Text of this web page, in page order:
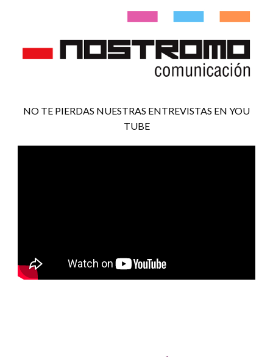
NO TE PIERDAS NUESTRAS ENTREVISTAS EN YOU
TUBE